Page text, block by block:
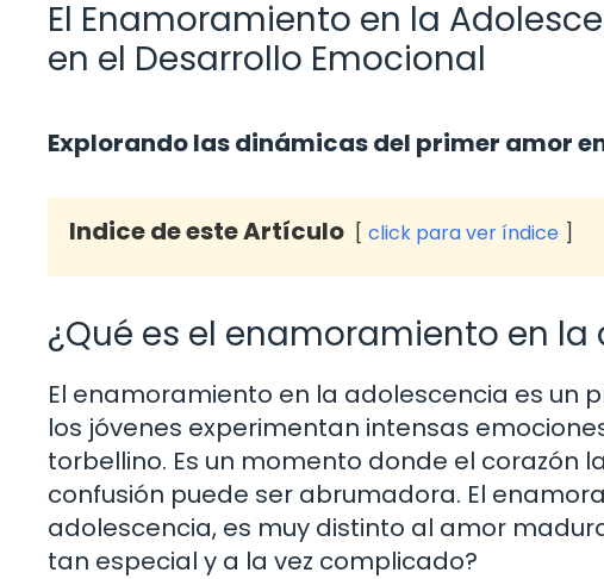
El Enamoramiento en la
en el Desarrollo Emocional
Explorando las dinámicas del primer amor
Indice de este Artículo click para ver índice
¿Qué es el enamoramiento en
El enamoramiento en la adolescencia es un
los jóvenes experimentan intensas
torbellino. Es un momento donde el corazón
confusión puede ser abrumadora. El
adolescencia, es muy distinto al amor
tan especial y a la vez complicado?